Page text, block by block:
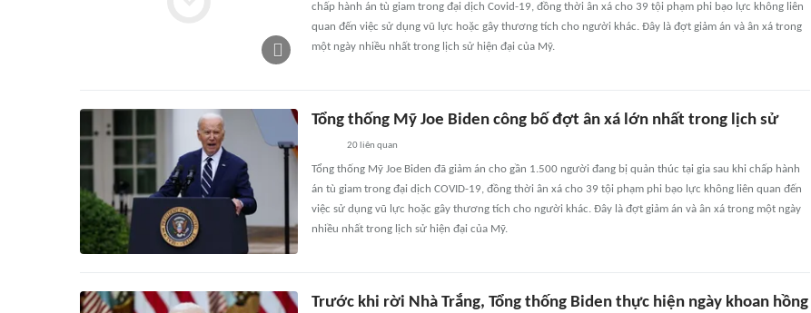
chấp hành án tù giam trong đại dịch Covid-19, đồng thời ân xá cho 39 tội phạm phi bạo lực không liên
quan đến việc sử dụng vũ lực hoặc gây thương tích cho người khác. Đây là đợt giảm án và ân xá trong
một ngày nhiều nhất trong lịch sử hiện đại của Mỹ.
Tổng thống Mỹ Joe Biden công bố đợt ân xá lớn nhất trong lịch sử
20 liên quan
Tổng thống Mỹ Joe Biden đã giảm án cho gần 1.500 người đang bị quản thúc tại gia sau khi chấp hành
án tù giam trong đại dịch COVID-19, đồng thời ân xá cho 39 tội phạm phi bạo lực không liên quan đến
việc sử dụng vũ lực hoặc gây thương tích cho người khác. Đây là đợt giảm án và ân xá trong một ngày
nhiều nhất trong lịch sử hiện đại của Mỹ.
Trước khi rời Nhà Trắng, Tổng thống Biden thực hiện ngày khoan hồng